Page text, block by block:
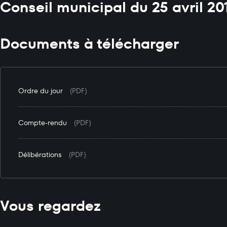
Conseil municipal du 25 avril
Documents à télécharger
Ordre du jour (PDF)
Compte-rendu (PDF)
Délibérations (PDF)
Vous regardez